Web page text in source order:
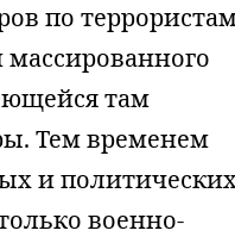
по
массированного
там
Тем временем
и
военно-